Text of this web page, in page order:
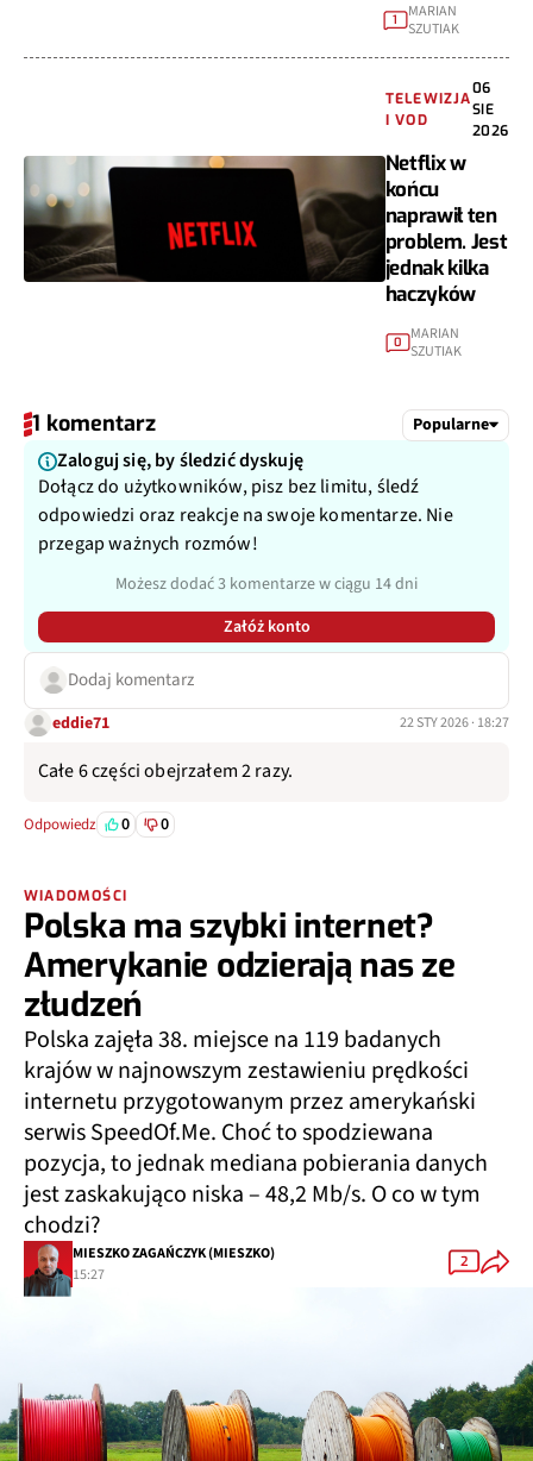
1
MARIAN
SZUTIAK
TELEWIZJA
I VOD
06
SIE
2026
Netflix w
końcu
naprawił ten
problem. Jest
jednak kilka
haczyków
0
MARIAN
SZUTIAK
1 komentarz Popularne
Zaloguj się, by śledzić dyskuję
Dołącz do użytkowników, pisz bez limitu, śledź
odpowiedzi oraz reakcje na swoje komentarze. Nie
przegap ważnych rozmów!
Możesz dodać 3 komentarze w ciągu 14 dni
Załóż konto
Dodaj komentarz
eddie71 22 STY 2026 · 18:27
Całe 6 części obejrzałem 2 razy.
Odpowiedz 0 0
WIADOMOŚCI
Polska ma szybki internet?
Amerykanie odzierają nas ze
złudzeń
Polska zajęła 38. miejsce na 119 badanych
krajów w najnowszym zestawieniu prędkości
internetu przygotowanym przez amerykański
serwis SpeedOf.Me. Choć to spodziewana
pozycja, to jednak mediana pobierania danych
jest zaskakująco niska – 48,2 Mb/s. O co w tym
chodzi?
MIESZKO ZAGAŃCZYK (MIESZKO)
15:27
2